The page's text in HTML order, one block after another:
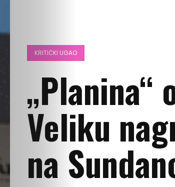
KRITIČKI UGAO
„Planina“
Veliku
na